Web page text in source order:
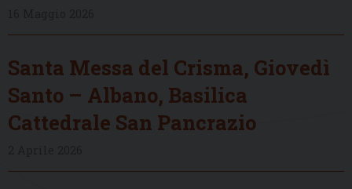
Santa Messa del Crisma, Giovedì
Santo – Albano, Basilica
Cattedrale San Pancrazio